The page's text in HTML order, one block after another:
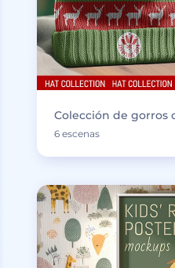
Colección de gorros
6 escenas